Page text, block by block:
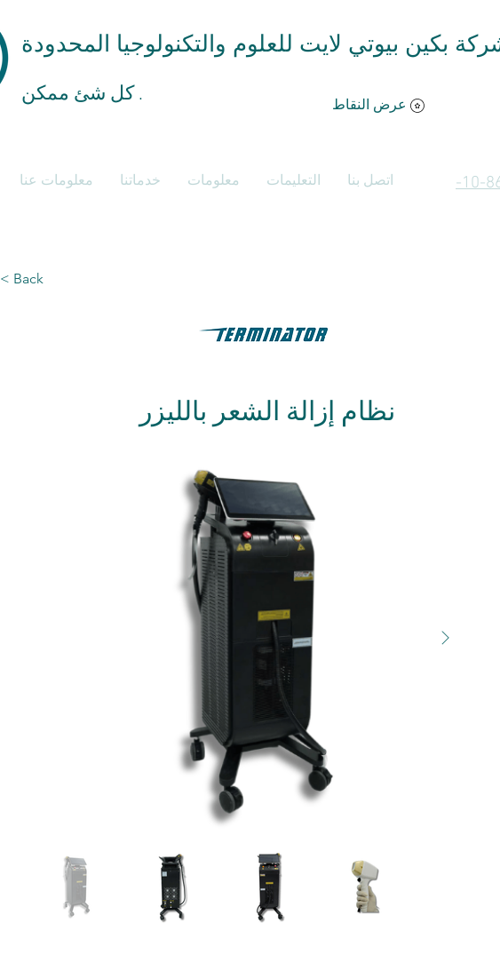
بكين بيوتي لايت للعلوم والتكنولوجيا المحدودة
كل شئ ممكن . عرض النقاط
معلومات عنا خدماتنا معلومات التعليمات اتصل بنا
اتصل بنا +86-10-
< Back
نظام إزالة الشعر بالليزر